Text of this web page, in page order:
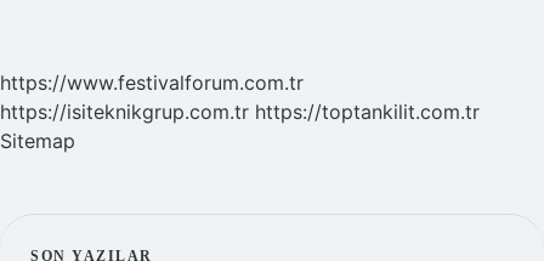
https://www.festivalforum.com.tr
https://isiteknikgrup.com.tr https://toptankilit.com.tr
Sitemap
SON YAZILAR